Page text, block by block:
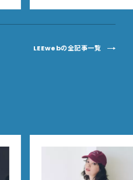
LEEwebの全記事一覧